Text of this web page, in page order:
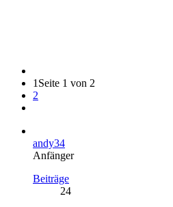
1 Seite 1 von 2
2
andy34
Anfänger
Beiträge
24